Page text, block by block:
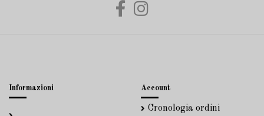
Informazioni Account
Cronologia ordini